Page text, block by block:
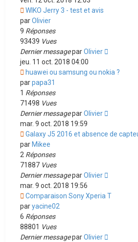
WIKO Jerry 3 - test et avis
parOlivier
9 Réponses
93439 Vues
Dernier messageparOlivier
jeu. 11 oct. 2018 04:00
huawei ou samsung ou nokia ?
parpapa31
1 Réponses
71498 Vues
Dernier messageparOlivier
mar. 9 oct. 2018 19:59
Galaxy J5 2016 et absence de
par Mikee
2 Réponses
71887 Vues
Dernier messageparOlivier
mar. 9 oct. 2018 19:56
Comparaison Sony Xperia T
paryacine02
6 Réponses
88801 Vues
Dernier messageparOlivier